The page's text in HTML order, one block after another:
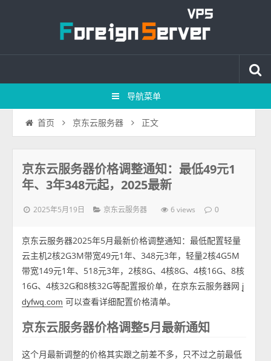
导航菜单
首页 京东云服务器 正文
京东云服务器价格调整通知：最低49元1
年、3年348元起，2025最新
2025年5月19日 京东云服务器 6 views 0
京东云服务器2025年5月最新价格调整通知：最低配置轻量
云主机2核2G3M带宽49元1年、348元3年，轻量2核4G5M
带宽149元1年、518元3年，2核8G、4核8G、4核16G、8核
16G、4核32G和8核32G等配置报价单，在京东云服务器网 j
dyfwq.com 可以查看详细配置价格清单。
京东云服务器价格调整5月最新通知
这个月最新调整的价格其实跟之前差不多，只不过之前最低